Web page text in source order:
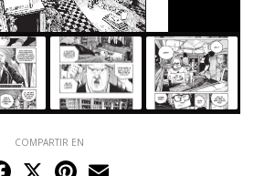
COMPARTIR EN
Facebook
X Pinterest